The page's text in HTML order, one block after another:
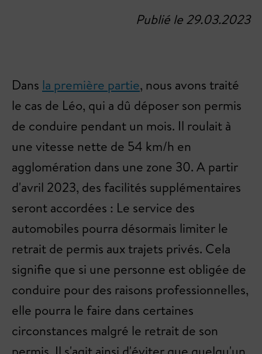
Publié le 29.03.2023
Dans la première partie, nous avons traité
le cas de Léo, qui a dû déposer son permis
de conduire pendant un mois. Il roulait à
une vitesse nette de 54 km/h en
agglomération dans une zone 30. A partir
d'avril 2023, des facilités supplémentaires
seront accordées : Le service des
automobiles pourra désormais limiter le
retrait de permis aux trajets privés. Cela
signifie que si une personne est obligée de
conduire pour des raisons professionnelles,
elle pourra le faire dans certaines
circonstances malgré le retrait de son